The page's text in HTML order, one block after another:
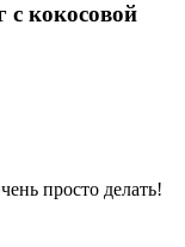
с кокосовой
просто делать!